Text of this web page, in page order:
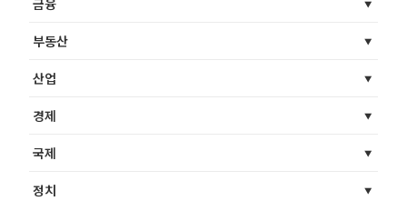
금융
부동산
산업
경제
국제
정치